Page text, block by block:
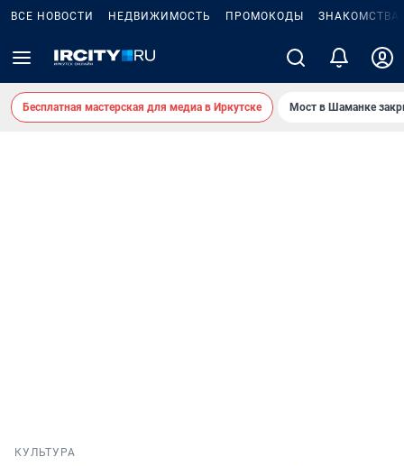
ВСЕ НОВОСТИ НЕДВИЖИМОСТЬ ПРОМОКОДЫ ЗНАКОМСТВА
Бесплатная мастерская для медиа в Иркутске Мост в Шаманке
КУЛЬТУРА